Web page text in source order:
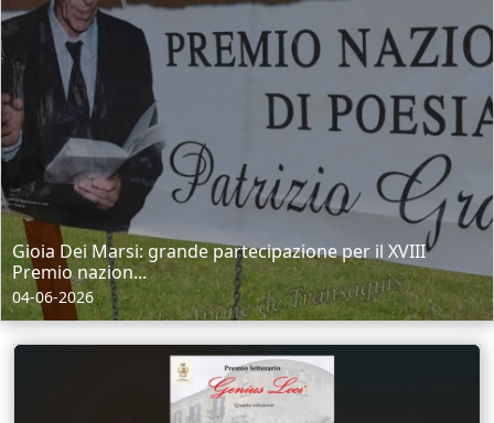
Gioia Dei Marsi: grande partecipazione per il XVIII
Premio nazion...
04-06-2026